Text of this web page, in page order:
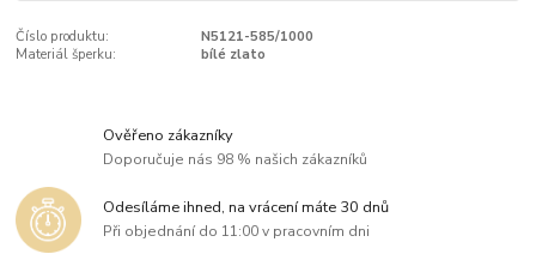
Číslo produktu:
N5121-585/1000
Materiál šperku:
bílé zlato
Ověřeno zákazníky
Doporučuje nás 98 % našich zákazníků
Odesíláme ihned, na vrácení máte 30 dnů
Při objednání do 11:00 v pracovním dni